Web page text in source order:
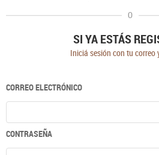
O
SI YA ESTÁS
Iniciá sesión con tu correo
CORREO ELECTRÓNICO
CONTRASEÑA